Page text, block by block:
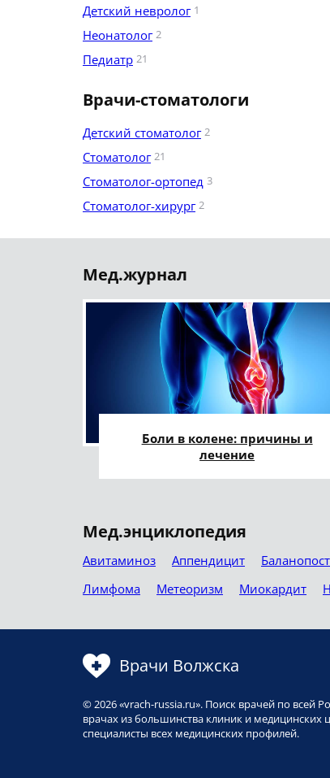
Детский невролог 1
Неонатолог 2
Педиатр 21
Врачи-стоматологи
Детский стоматолог 2
Стоматолог 21
Стоматолог-ортопед 3
Стоматолог-хирург 2
Мед.журнал
Боли в колене: причины и
лечение
Мед.энциклопедия
Авитаминоз Аппендицит
Лимфома
Метеоризм Миокардит
Врачи Волжска
© 2026 «vrach-russia.ru». Поиск врачей по всей
врачах из большинства клиник и медицинских
специалисты всех медицинских профилей.